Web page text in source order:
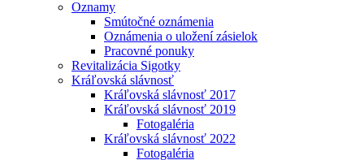
Oznamy
Smútočné oznámenia
Oznámenia o uložení zásielok
Pracovné ponuky
Revitalizácia Sigotky
Kráľovská slávnosť
Kráľovská slávnosť 2017
Kráľovská slávnosť 2019
Fotogaléria
Kráľovská slávnosť 2022
Fotogaléria